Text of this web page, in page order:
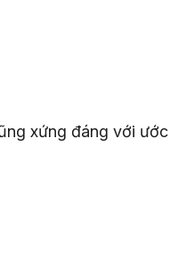
xứng đáng với ước